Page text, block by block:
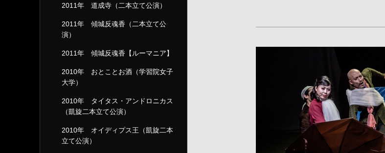
2011年 道成寺（二本立て公演）
2011年 傾城反魂香（二本立て公
演）
2011年 傾城反魂香【ルーマニア】
2010年 おとことお酒（学習院女子
大学）
2010年 タイタス・アンドロニカス
（凱旋二本立て公演）
2010年 オイディプス王（凱旋二本
立て公演）